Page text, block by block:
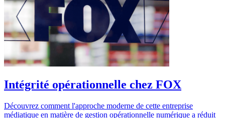
Intégrité opérationnelle chez FOX
Découvrez comment l'approche moderne de cette entreprise
médiatique en matière de gestion opérationnelle numérique a réduit